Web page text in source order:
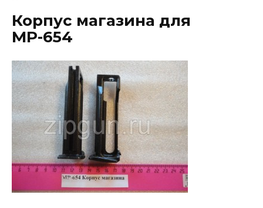
Корпус магазина для
МР-654